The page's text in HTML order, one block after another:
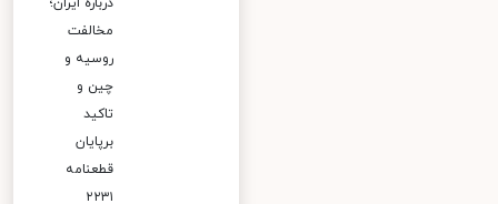
مخالفت
روسیه و
چین و
تاکید
برپایان
قطعنامه
۲۲۳۱